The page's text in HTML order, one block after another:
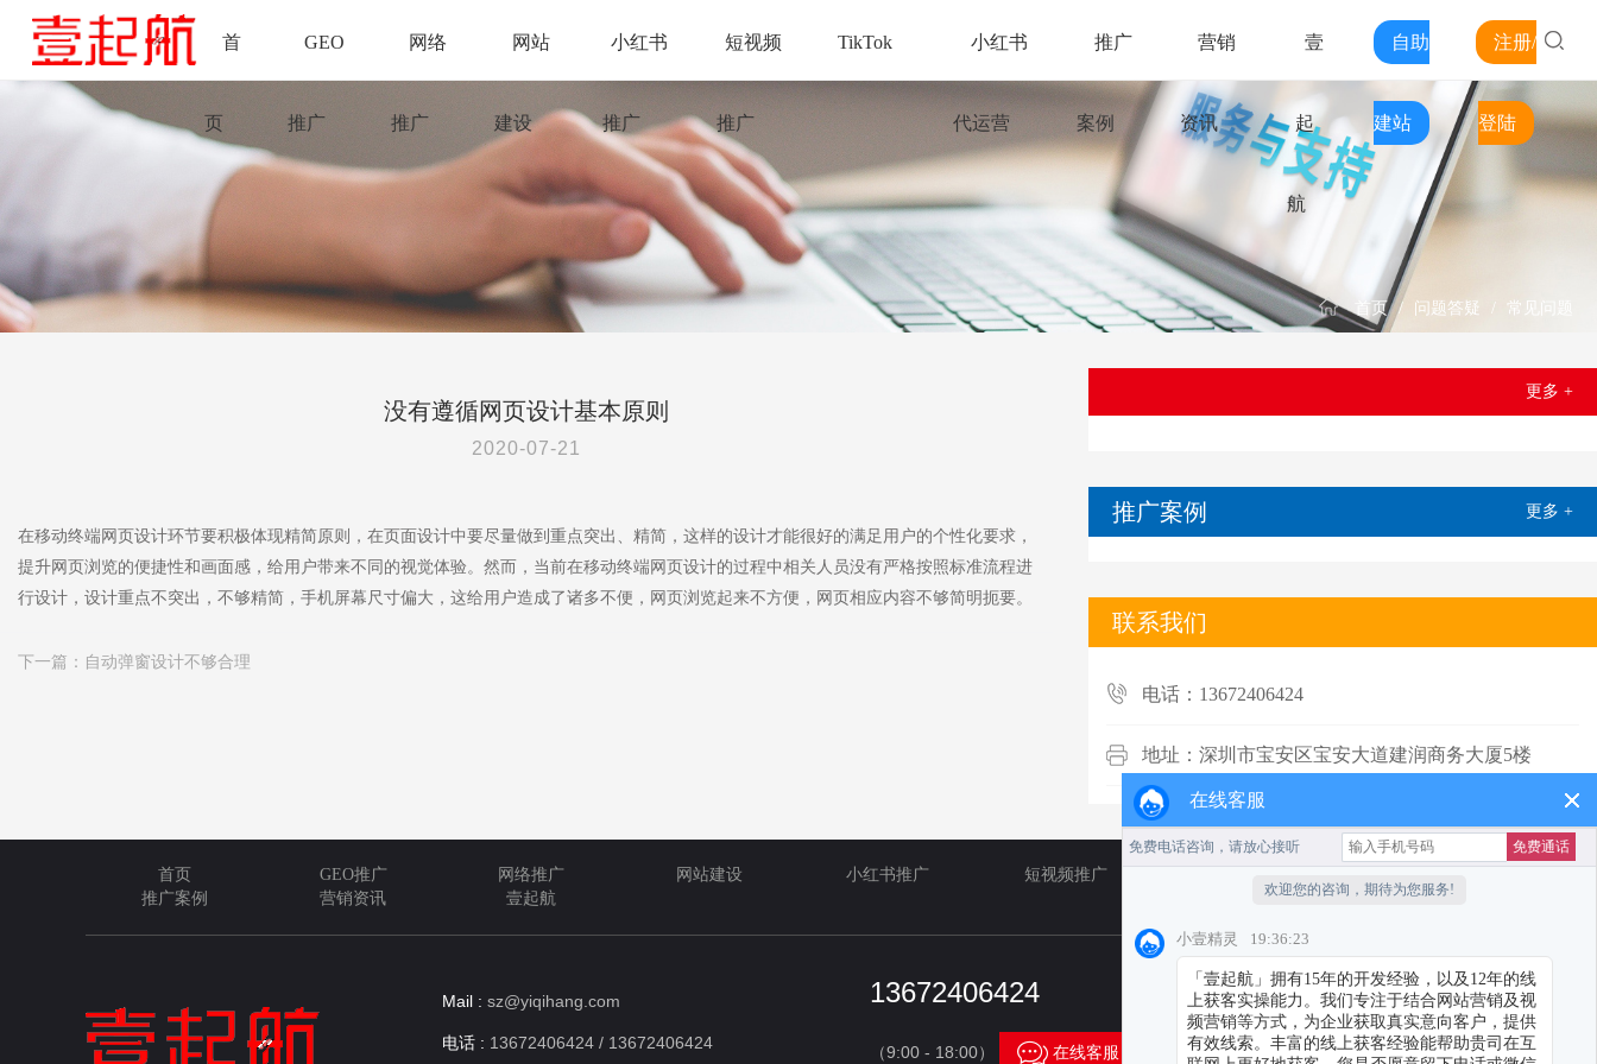
首页 / 问题答疑 / 常见问题
没有遵循网页设计基本原则
2020-07-21
在移动终端网页设计环节要积极体现精简原则，在页面设计中要尽量做到重点突出、精简，这样的设计才能很好的满足用户的个性化要求，
提升网页浏览的便捷性和画面感，给用户带来不同的视觉体验。然而，当前在移动终端网页设计的过程中相关人员没有严格按照标准流程进
行设计，设计重点不突出，不够精简，手机屏幕尺寸偏大，这给用户造成了诸多不便，网页浏览起来不方便，网页相应内容不够简明扼要。
下一篇： 自动弹窗设计不够合理
更多 +
推广案例 更多 +
联系我们
电话：13672406424
地址：深圳市宝安区宝安大道建润商务大厦5楼
首页 GEO推广 网络推广 网站建设 小红书推广 短视频推广
推广案例
营销资讯 壹起航
Mail : sz@yiqihang.com
电话 : 13672406424 / 13672406424
13672406424
（9:00 - 18:00）  在线客服
首
页
GEO
推广
网络
推广
网站
建设
小红书
推广
短视频
推广
TikTok 小红书
代运营
推广
案例
营销
资讯
壹
起
航
自助
建站
注册/
登陆
在线客服